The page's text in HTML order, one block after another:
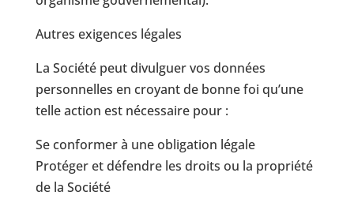
Autres exigences légales
La Société peut divulguer vos données
personnelles en croyant de bonne foi qu’une
telle action est nécessaire pour :
Se conformer à une obligation légale
Protéger et défendre les droits ou la propriété
de la Société